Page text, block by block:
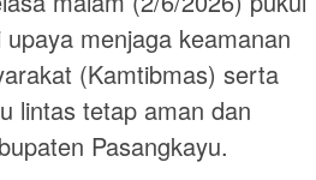
menjaga keamanan
(Kamtibmas) serta
lintas tetap aman dan
Pasangkayu.